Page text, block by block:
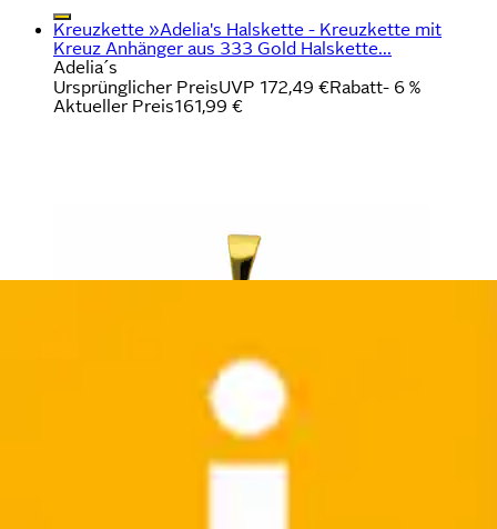
Kreuzkette »Adelia's Halskette - Kreuzkette mit
Kreuz Anhänger aus 333 Gold Halskette...
Adelia´s
Ursprünglicher PreisUVP 172,49 €Rabatt- 6 %
Aktueller Preis161,99 €